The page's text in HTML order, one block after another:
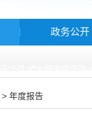
政务公开
> 年度报告